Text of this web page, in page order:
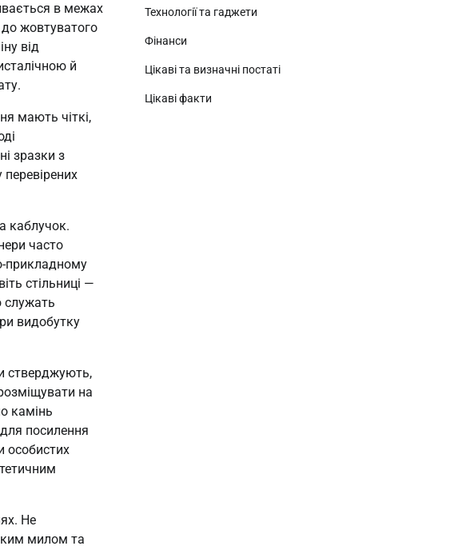
в межах
жовтуватого
від
й
мають чіткі,
зразки з
каблучок.
часто
прикладному
стільниці —
служать
видобутку
стверджують,
на
камінь
посилення
особистих
Не
милом та
Технології та гаджети
Фінанси
Цікаві та визначні постаті
Цікаві факти